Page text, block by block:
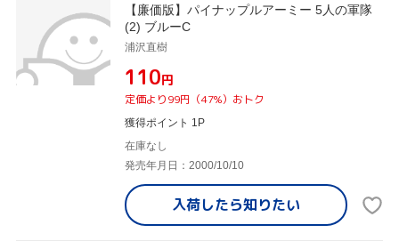
【廉価版】パイナップルアーミー 5人の軍隊
(2) ブルーC
浦沢直樹
¥110円
定価より99円（47%）おトク
獲得ポイント 1P
在庫なし
発売年月日：2000/10/10
入荷したら知りたい